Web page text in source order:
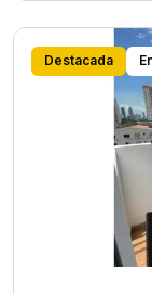
Destacada